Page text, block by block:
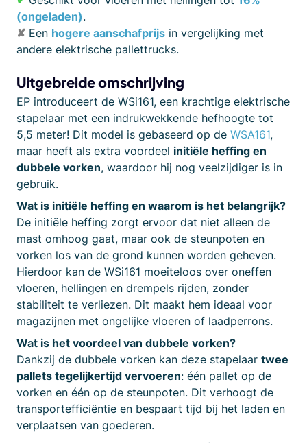
(ongeladen).
✘ Een hogere aanschafprijs in vergelijking met
andere elektrische pallettrucks.
Uitgebreide omschrijving
EP introduceert de WSi161, een krachtige elektrische
stapelaar met een indrukwekkende hefhoogte tot
5,5 meter! Dit model is gebaseerd op de WSA161,
maar heeft als extra voordeel initiële heffing en
dubbele vorken, waardoor hij nog veelzijdiger is in
gebruik.
Wat is initiële heffing en waarom is het belangrijk?
De initiële heffing zorgt ervoor dat niet alleen de
mast omhoog gaat, maar ook de steunpoten en
vorken los van de grond kunnen worden geheven.
Hierdoor kan de WSi161 moeiteloos over oneffen
vloeren, hellingen en drempels rijden, zonder
stabiliteit te verliezen. Dit maakt hem ideaal voor
magazijnen met ongelijke vloeren of laadperrons.
Wat is het voordeel van dubbele vorken?
Dankzij de dubbele vorken kan deze stapelaar twee
pallets tegelijkertijd vervoeren: één pallet op de
vorken en één op de steunpoten. Dit verhoogt de
transportefficiëntie en bespaart tijd bij het laden en
verplaatsen van goederen.